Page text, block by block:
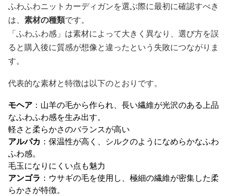
ふわふわニットカーディガンを選ぶ際に最初に確認すべき
は、 素材の種類です。
「ふわふわ感」は素材によって大きく異なり、選び方を誤
ると購入後に質感が想像と違ったという失敗につながりま
す。
代表的な素材と特徴は以下のとおりです。
モヘア ：山羊の毛から作られ、長い繊維が光沢のある上品
なふわふわ感を生み出す。
軽さと柔らかさのバランスが高い
アルパカ ：保温性が高く、シルクのようになめらかなふわ
ふわ感。
毛玉になりにくい点も魅力
アンゴラ ：ウサギの毛を使用し、極細の繊維が密集した柔
らかさが特徴。